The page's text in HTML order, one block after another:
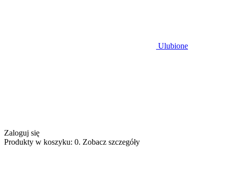
Ulubione
Zaloguj się
Produkty w koszyku: 0. Zobacz szczegóły